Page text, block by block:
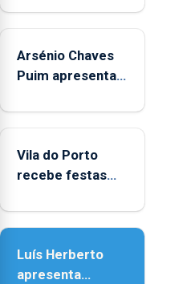
Arsénio Chaves
Puim apresenta
Biblioteca de Vila
Vila do Porto
recebe festas
Nossa Senhora
Luís Herberto
apresenta